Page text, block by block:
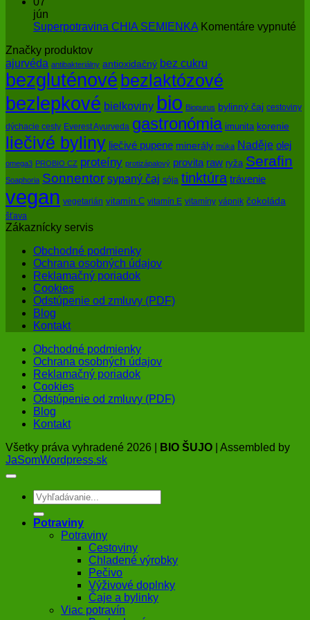
a
ovplyvňujú
zdravie
jún
Superpotravina CHIA SEMIENKA Komentáre vypnuté
Značky produktov
ajurvéda antibakteriálny antioxidačný bez cukru
bezgluténové bezlaktózové
bezlepkové bielkoviny bio Biopurus bylinný čaj cestoviny
dýchacie cesty Everest Ayurveda gastronómia imunita korenie
liečivé byliny liečivé pupene minerály múka Naděje olej
omega3 PROBIO CZ proteíny protizápalový provita raw ryža Serafin
Soaphoria Sonnentor sypaný čaj sója tinktúra trávenie
vegan vegetarián vitamín C vitamín E vitamíny vápnik čokoláda
šťava
Zákaznícky servis
Obchodné podmienky
Ochrana osobných údajov
Reklamačný poriadok
Cookies
Odstúpenie od zmluvy (PDF)
Blog
Kontakt
Obchodné podmienky
Ochrana osobných údajov
Reklamačný poriadok
Cookies
Odstúpenie od zmluvy (PDF)
Blog
Kontakt
Všetky práva vyhradené 2026 |
BIO ŠUJO | Assembled by
JaSomWordpress.sk
Hľadať:
Potraviny
Potraviny
Cestoviny
Chladené výrobky
Pečivo
Výživové doplnky
Čaje a bylinky
Viac potravín